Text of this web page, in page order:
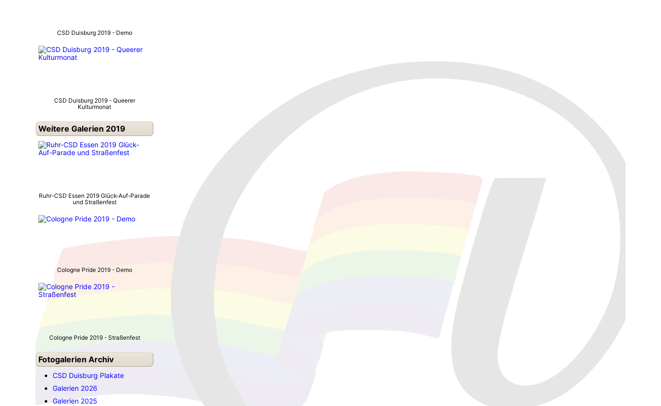
CSD Duisburg 2019 - Demo
CSD Duisburg 2019 - Queerer
Kulturmonat
Weitere Galerien 2019
Ruhr-CSD Essen 2019 Glück-Auf-Parade
und Straßenfest
Cologne Pride 2019 - Demo
Cologne Pride 2019 - Straßenfest
Fotogalerien Archiv
CSD Duisburg Plakate
Galerien 2026
Galerien 2025